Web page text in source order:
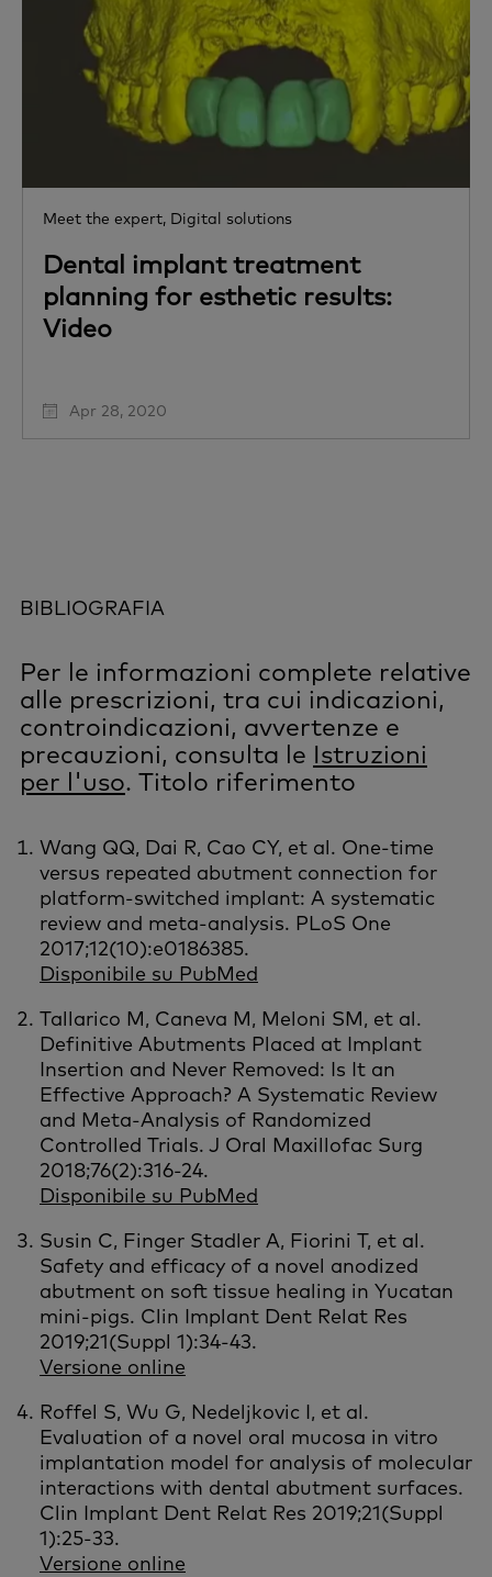
Meet the expert, Digital solutions
Dental implant treatment
planning for esthetic results:
Video
Apr 28, 2020
BIBLIOGRAFIA
Per le informazioni complete relative
alle prescrizioni, tra cui indicazioni,
controindicazioni, avvertenze e
precauzioni, consulta le Istruzioni
per l'uso. Titolo riferimento
Wang QQ, Dai R, Cao CY, et al. One-time
versus repeated abutment connection for
platform-switched implant: A systematic
review and meta-analysis. PLoS One
2017;12(10):e0186385.
Disponibile su PubMed
Tallarico M, Caneva M, Meloni SM, et al.
Definitive Abutments Placed at Implant
Insertion and Never Removed: Is It an
Effective Approach? A Systematic Review
and Meta-Analysis of Randomized
Controlled Trials. J Oral Maxillofac Surg
2018;76(2):316-24.
Disponibile su PubMed
Susin C, Finger Stadler A, Fiorini T, et al.
Safety and efficacy of a novel anodized
abutment on soft tissue healing in Yucatan
mini-pigs. Clin Implant Dent Relat Res
2019;21(Suppl 1):34-43.
Versione online
Roffel S, Wu G, Nedeljkovic I, et al.
Evaluation of a novel oral mucosa in vitro
implantation model for analysis of molecular
interactions with dental abutment surfaces.
Clin Implant Dent Relat Res 2019;21(Suppl
1):25-33.
Versione online